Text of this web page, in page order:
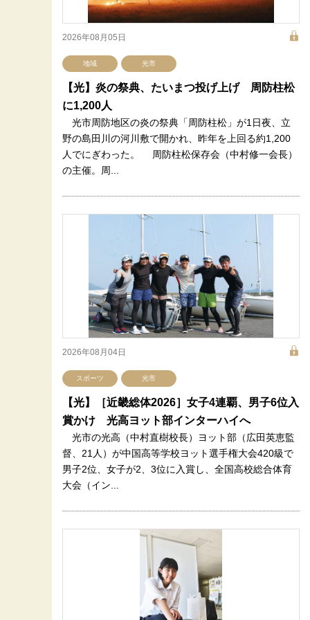
2026年08月05日
地域 光市
【光】炎の祭典、たいまつ投げ上げ 周防柱松
に1,200人
光市周防地区の炎の祭典「周防柱松」が1日夜、立
野の島田川の河川敷で開かれ、昨年を上回る約1,200
人でにぎわった。 周防柱松保存会（中村修一会長）
の主催。周...
2026年08月04日
スポーツ 光市
【光】［近畿総体2026］女子4連覇、男子6位入
賞かけ 光高ヨット部インターハイへ
光市の光高（中村直樹校長）ヨット部（広田英恵監
督、21人）が中国高等学校ヨット選手権大会420級で
男子2位、女子が2、3位に入賞し、全国高校総合体育
大会（イン...